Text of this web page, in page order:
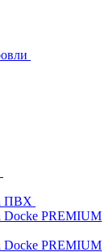
ПВХ
Docke PREMIUM
Docke PREMIUM